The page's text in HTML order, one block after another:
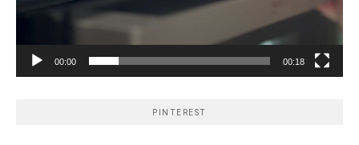
00:00 00:18
PINTEREST